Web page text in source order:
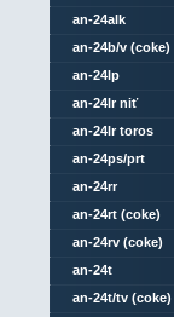
an-24alk
an-24b/v (coke)
an-24lp
an-24lr niť
an-24lr toros
an-24ps/prt
an-24rr
an-24rt (coke)
an-24rv (coke)
an-24t
an-24t/tv (coke)